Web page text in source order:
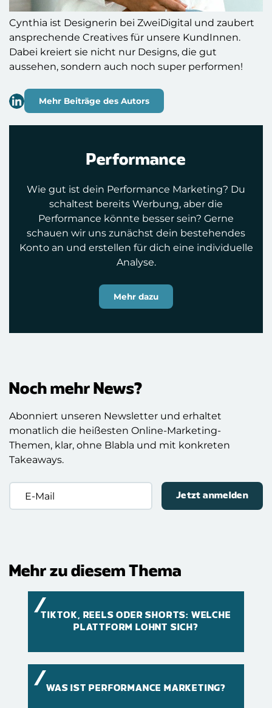
Cynthia ist Designerin bei ZweiDigital und zaubert
ansprechende Creatives für unsere KundInnen.
Dabei kreiert sie nicht nur Designs, die gut
aussehen, sondern auch noch super performen!
Mehr Beiträge des Autors
Performance
Wie gut ist dein Performance Marketing? Du
schaltest bereits Werbung, aber die
Performance könnte besser sein? Gerne
schauen wir uns zunächst dein bestehendes
Konto an und erstellen für dich eine individuelle
Analyse.
Mehr dazu
Noch mehr News?
Abonniert unseren Newsletter und erhaltet
monatlich die heißesten Online-Marketing-
Themen, klar, ohne Blabla und mit konkreten
Takeaways.
Mail
Mehr zu diesem Thema
TIKTOK, REELS ODER SHORTS: WELCHE
PLATTFORM LOHNT SICH?
WAS IST PERFORMANCE MARKETING?